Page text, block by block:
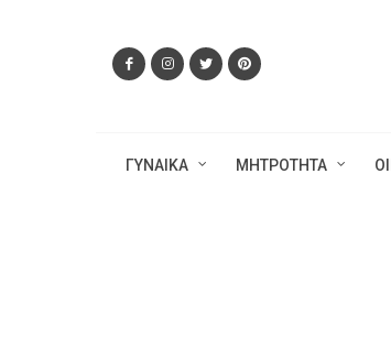
ΓΥΝΑΙΚΑ ΜΗΤΡΟΤΗΤΑ